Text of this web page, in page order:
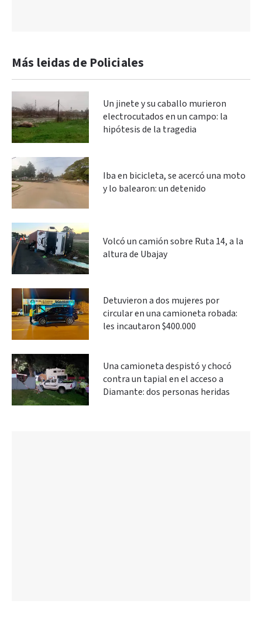
Más leidas de Policiales
Un jinete y su caballo murieron
electrocutados en un campo: la
hipótesis de la tragedia
Iba en bicicleta, se acercó una moto
y lo balearon: un detenido
Volcó un camión sobre Ruta 14, a la
altura de Ubajay
Detuvieron a dos mujeres por
circular en una camioneta robada:
les incautaron $400.000
Una camioneta despistó y chocó
contra un tapial en el acceso a
Diamante: dos personas heridas